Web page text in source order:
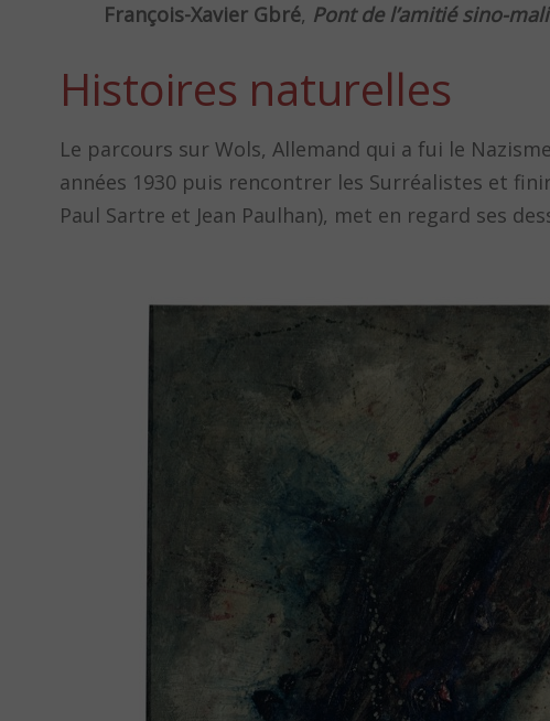
François-Xavier Gbré, Pont de l’amitié sino-
Histoires naturelles
Le parcours sur Wols, Allemand qui a fui le
années 1930 puis rencontrer les Surréalistes et
Paul Sartre et Jean Paulhan), met en regard ses